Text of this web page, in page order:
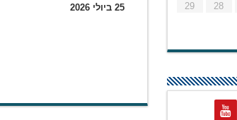
25 ביולי 2026 28
29